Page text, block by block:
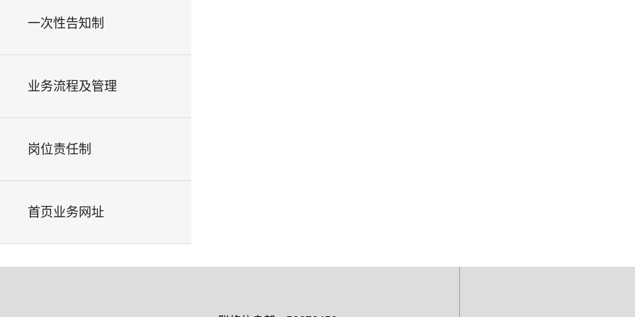
一次性告知制
业务流程及管理
岗位责任制
首页业务网址